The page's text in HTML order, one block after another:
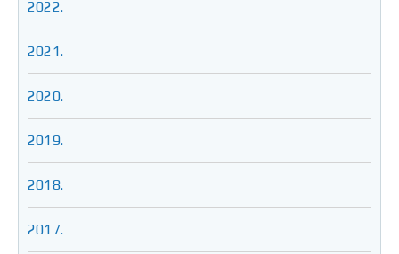
2022.
2021.
2020.
2019.
2018.
2017.